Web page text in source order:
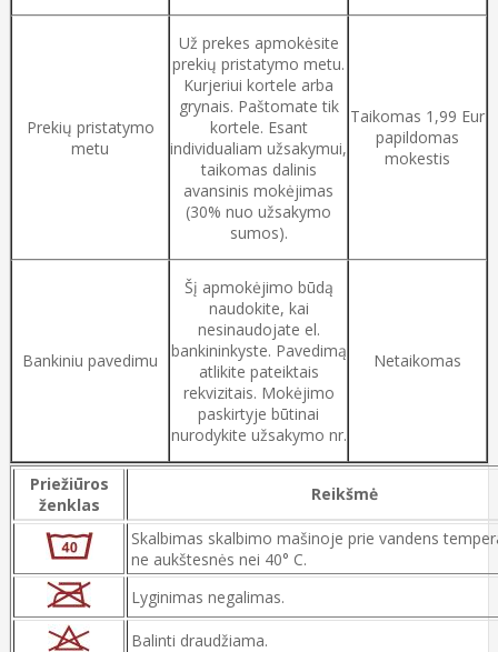
Prekių pristatymo
metu
Už prekes apmokėsite
prekių pristatymo metu.
Kurjeriui kortele arba
grynais. Paštomate tik
kortele. Esant
individualiam užsakymui,
taikomas dalinis
avansinis mokėjimas
(30% nuo užsakymo
sumos).
Taikomas 1,99 Eur
papildomas
mokestis
Bankiniu pavedimu
Šį apmokėjimo būdą
naudokite, kai
nesinaudojate el.
bankininkyste. Pavedimą
atlikite pateiktais
rekvizitais. Mokėjimo
paskirtyje būtinai
nurodykite užsakymo nr.
Netaikomas
Priežiūros
ženklas
Reikšmė
Skalbimas skalbimo mašinoje prie vandens
ne aukštesnės nei 40° C.
Lyginimas negalimas.
Balinti draudžiama.